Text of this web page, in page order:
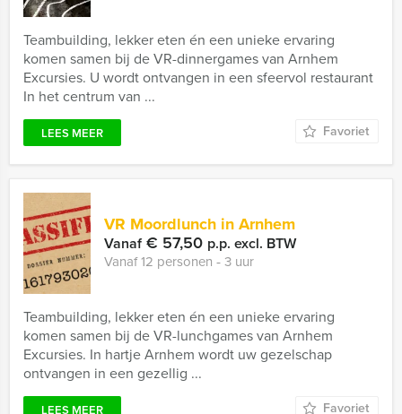
Teambuilding, lekker eten én een unieke ervaring
komen samen bij de VR-dinnergames van Arnhem
Excursies. U wordt ontvangen in een sfeervol restaurant
In het centrum van ...
LEES MEER Favoriet
VR Moordlunch in Arnhem
Vanaf€ 57,50 p.p. excl. BTW
Vanaf 12 personen ‐ 3 uur
Teambuilding, lekker eten én een unieke ervaring
komen samen bij de VR-lunchgames van Arnhem
Excursies. In hartje Arnhem wordt uw gezelschap
ontvangen in een gezellig ...
LEES MEER Favoriet